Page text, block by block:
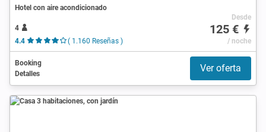
Hotel con aire acondicionado
4
4.4
( 1.160 Reseñas )
Desde
125 €
/ noche
Booking
Detalles
Ver oferta